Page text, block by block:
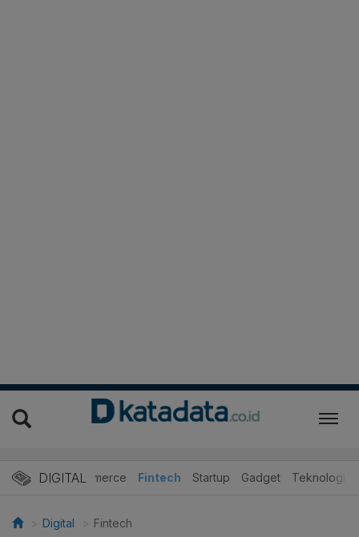
DIGITAL
E-Commerce Fintech Startup Gadget Teknologi
Digital Fintech